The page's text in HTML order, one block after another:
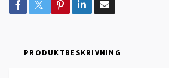
PRODUKTBESKRIVNING